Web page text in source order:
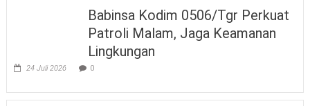
Babinsa Kodim 0506/Tgr Perkuat
Patroli Malam, Jaga Keamanan
Lingkungan
24 Juli 2026 0